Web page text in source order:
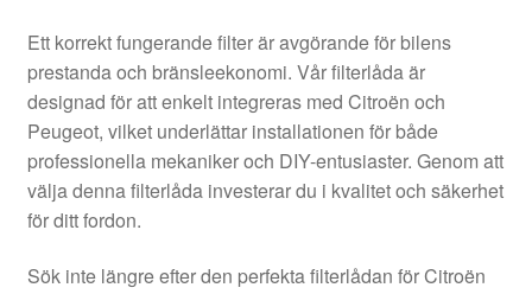
Reklamationsprocedur
Transport
Vagn
Ett korrekt fungerande filter är avgörande för bilens
prestanda och bränsleekonomi. Vår filterlåda är
designad för att enkelt integreras med Citroën och
Peugeot, vilket underlättar installationen för både
professionella mekaniker och DIY-entusiaster. Genom att
välja denna filterlåda investerar du i kvalitet och säkerhet
för ditt fordon.
Sök inte längre efter den perfekta filterlådan för Citroën